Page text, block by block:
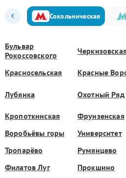
Сокольническая
Бульвар
Рокоссовского
Красносельская
Красные
Лубянка Охотный Ряд
Кропоткинская
Фрунзенская
Воробьёвы горы
Университет
Тропарёво
Румянцево
Филатов Луг
Прокшино